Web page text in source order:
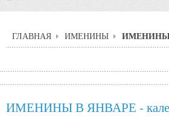
ГЛАВНАЯ ИМЕНИНЫ ИМЕНИНЫ
ИМЕНИНЫ В ЯНВАРЕ -